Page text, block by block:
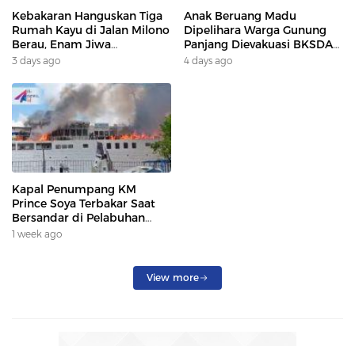
Kebakaran Hanguskan Tiga
Rumah Kayu di Jalan Milono
Berau, Enam Jiwa
Terdampak
3 days ago
Anak Beruang Madu
Dipelihara Warga Gunung
Panjang Dievakuasi BKSDA
Dan DAMKAR
4 days ago
Kapal Penumpang KM
Prince Soya Terbakar Saat
Bersandar di Pelabuhan
Samarinda, Keberangkatan
1 week ago
View more